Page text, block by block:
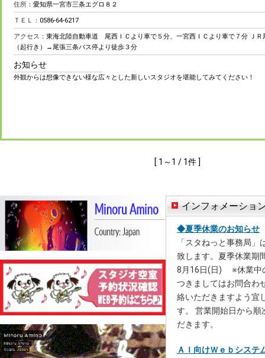
住所： 愛知県一宮市三条エグロ８２
ＴＥＬ： 0586-64-6217
アクセス： 東海北陸自動車道 尾西ＩＣより車で５分、一宮西ＩＣより車で７分 ＪＲ
（起行き）→尾張三条バス停より徒歩３分
お知らせ
外観からは想像できない様な広々とした新しいスタジオを堪能してみてください！
[ 1～1 / 1件 ]
インフォメーショ
◆夏季休業のお知らせ
「スタねっと事務局」
致します。夏季休業期
8月16日(日) ※休業中
つきましてはお問合わ
絡いただきますよう宜
す。 営業開始日から順
だきます。
ＡＩ向けＷｅｂシステ